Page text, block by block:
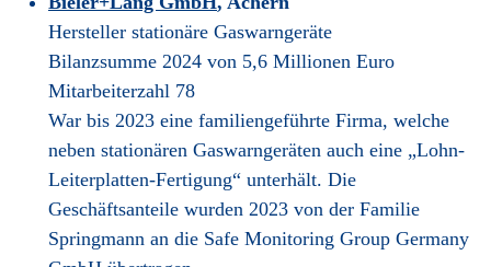
Hersteller stationäre Gaswarngeräte
Bilanzsumme 2024 von 5,6 Millionen Euro
Mitarbeiterzahl 78
War bis 2023 eine familiengeführte Firma, welche
neben stationären Gaswarngeräten auch eine „Lohn-
Leiterplatten-Fertigung“ unterhält. Die
Geschäftsanteile wurden 2023 von der Familie
Springmann an die Safe Monitoring Group Germany